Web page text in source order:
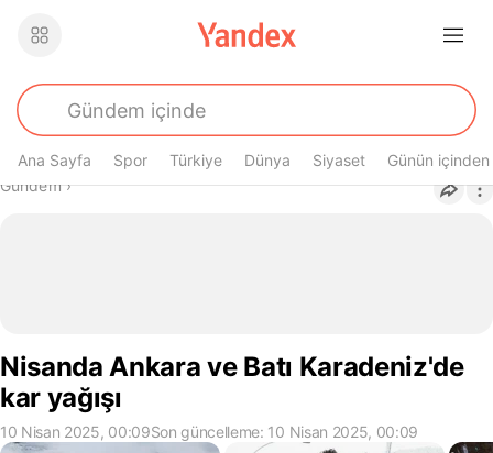
Ana Sayfa Spor Türkiye Dünya Siyaset Günün içinden
Buradasın
Gündem›
Nisanda Ankara ve Batı Karadeniz'de
kar yağışı
10 Nisan 2025, 00:09Son güncelleme: 10 Nisan 2025, 00:09